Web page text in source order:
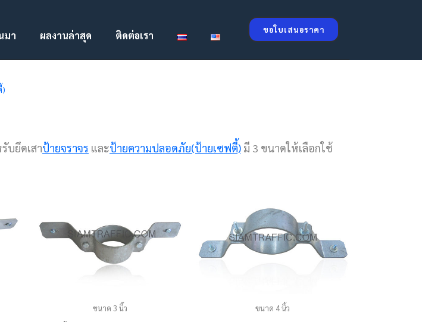
ขอใบเสนอราคา
มา ผลงานล่าสุด ติดต่อเรา
)
บยึดเสาป้ายจราจร และป้ายความปลอดภัย(ป้ายเซฟตี้) มี 3 ขนาดให้เลือกใช้
ขนาด 3 นิ้ว
ขนาด 4 นิ้ว